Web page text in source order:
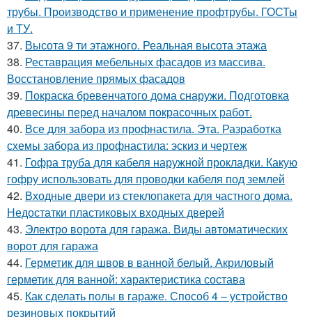
трубы. Производство и применение профтрубы. ГОСТы
и ТУ.
37. Высота 9 ти этажного. Реальная высота этажа
38. Реставрация мебельных фасадов из массива.
Восстановление прямых фасадов
39. Покраска бревенчатого дома снаружи. Подготовка
древесины перед началом покрасочных работ.
40. Все для забора из профнастила. Эта. Разработка
схемы забора из профнастила: эскиз и чертеж
41. Гофра труба для кабеля наружной прокладки. Какую
гофру использовать для проводки кабеля под землей
42. Входные двери из стеклопакета для частного дома.
Недостатки пластиковых входных дверей
43. Электро ворота для гаража. Виды автоматических
ворот для гаража
44. Герметик для швов в ванной белый. Акриловый
герметик для ванной: характеристика состава
45. Как сделать полы в гараже. Способ 4 – устройство
резиновых покрытий